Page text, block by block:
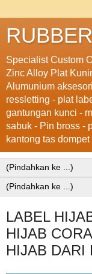
Specialist Custom
Zinc Alloy Plat
Alumunium
ressletting - plat
gantungan kunci -
sabuk - Pin bross -
kantong tas dompet
LABEL
HIJAB
HIJAB DARI